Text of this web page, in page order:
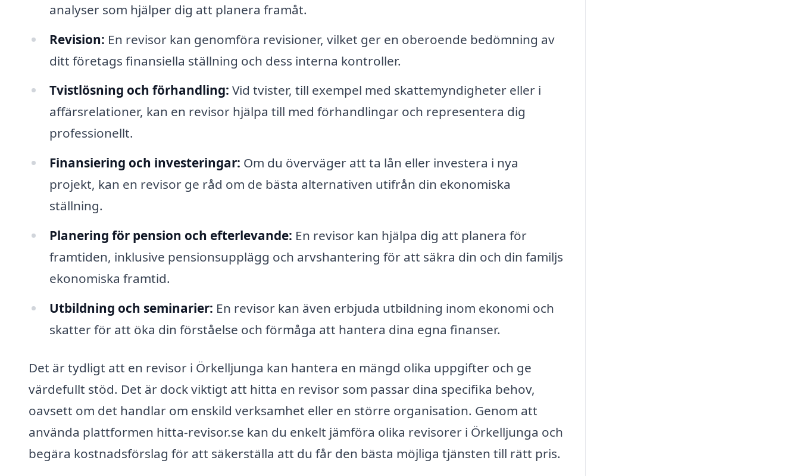
analyser som hjälper dig att planera framåt.
Revision: En revisor kan genomföra revisioner, vilket ger en oberoende bedömning av
ditt företags finansiella ställning och dess interna kontroller.
Tvistlösning och förhandling: Vid tvister, till exempel med skattemyndigheter eller i
affärsrelationer, kan en revisor hjälpa till med förhandlingar och representera dig
professionellt.
Finansiering och investeringar: Om du överväger att ta lån eller investera i nya
projekt, kan en revisor ge råd om de bästa alternativen utifrån din ekonomiska
ställning.
Planering för pension och efterlevande: En revisor kan hjälpa dig att planera för
framtiden, inklusive pensionsupplägg och arvshantering för att säkra din och din familjs
ekonomiska framtid.
Utbildning och seminarier: En revisor kan även erbjuda utbildning inom ekonomi och
skatter för att öka din förståelse och förmåga att hantera dina egna finanser.
Det är tydligt att en revisor i Örkelljunga kan hantera en mängd olika uppgifter och ge
värdefullt stöd. Det är dock viktigt att hitta en revisor som passar dina specifika behov,
oavsett om det handlar om enskild verksamhet eller en större organisation. Genom att
använda plattformen hitta-revisor.se kan du enkelt jämföra olika revisorer i Örkelljunga och
begära kostnadsförslag för att säkerställa att du får den bästa möjliga tjänsten till rätt pris.